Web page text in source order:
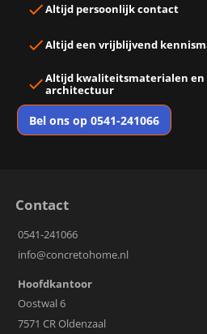
Altijd persoonlijk contact
Altijd eenvrijblijvend
Altijd kwaliteitsmaterialen en
architectuur
Bel ons op 0541-241066
Contact
0541-241066
info@concretohome.nl
Hoofdkantoor
Oostwal 6
7571 CR Oldenzaal